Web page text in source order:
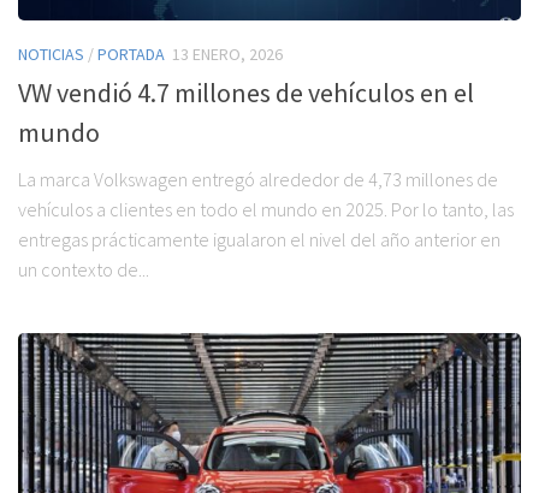
NOTICIAS /PORTADA 13 ENERO, 2026
VW vendió 4.7 millones de vehículos en el
mundo
La marca Volkswagen entregó alrededor de 4,73 millones de
vehículos a clientes en todo el mundo en 2025. Por lo tanto, las
entregas prácticamente igualaron el nivel del año anterior en
un contexto de...